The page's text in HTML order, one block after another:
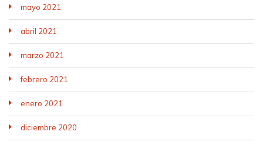
mayo 2021
abril 2021
marzo 2021
febrero 2021
enero 2021
diciembre 2020